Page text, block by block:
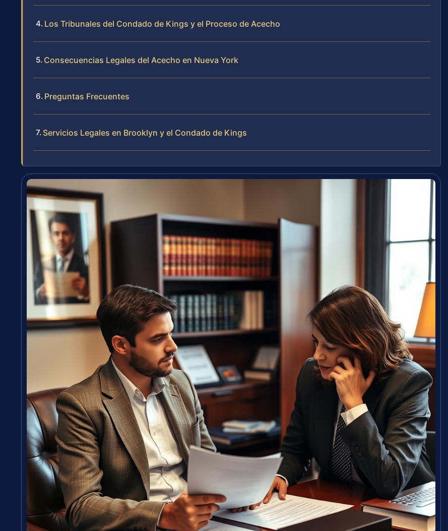
Los Tribunales del Condado de Kings y el Proceso de Acecho
Consecuencias Legales del Acecho en Nueva York
Preguntas Frecuentes
Servicios Legales en Brooklyn y el Condado de Kings